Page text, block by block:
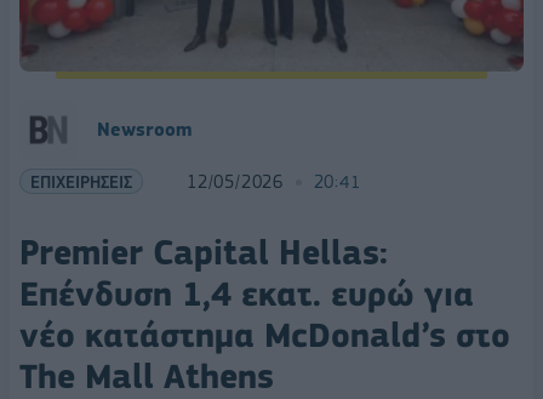
Newsroom
ΕΠΙΧΕΙΡΗΣΕΙΣ 12/05/2026 20:41
Premier Capital Hellas:
Επένδυση 1,4 εκατ. ευρώ για
νέο κατάστημα McDonald’s στο
The Mall Athens